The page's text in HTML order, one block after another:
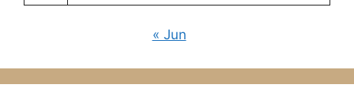
« Jun